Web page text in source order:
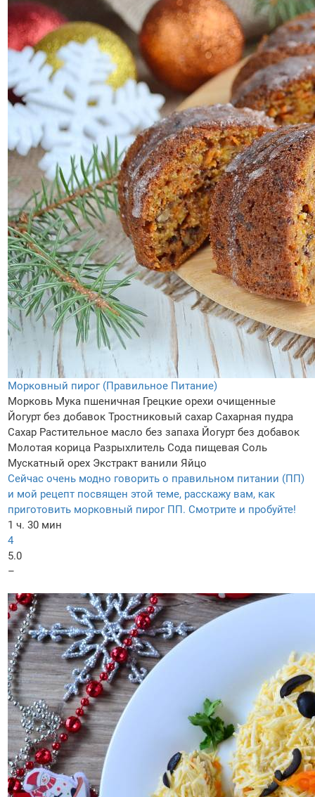
Морковный пирог (Правильное Питание)
Морковь Мука пшеничная Грецкие орехи очищенные
Йогурт без добавок Тростниковый сахар Сахарная пудра
Сахар Растительное масло без запаха Йогурт без добавок
Молотая корица Разрыхлитель Сода пищевая Соль
Мускатный орех Экстракт ванили Яйцо
Сейчас очень модно говорить о правильном питании (ПП)
и мой рецепт посвящен этой теме, расскажу вам, как
приготовить морковный пирог ПП. Смотрите и пробуйте!
1 ч. 30 мин
4
5.0
–